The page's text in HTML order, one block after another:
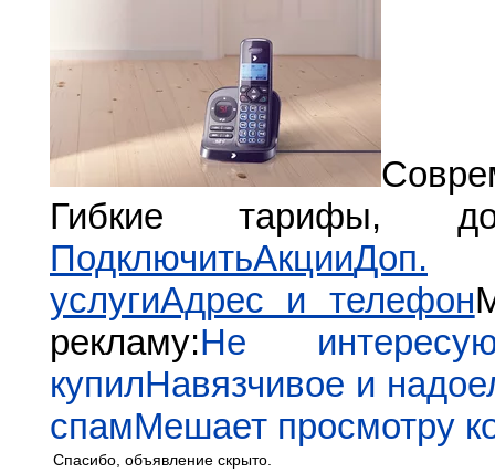
Гибкие тарифы,
ПодключитьАкцииДоп.
услугиАдрес и телефон
рекламу:Не
купилНавязчивое и
спамМешает просмотру
Спасибо, объявление скрыто.